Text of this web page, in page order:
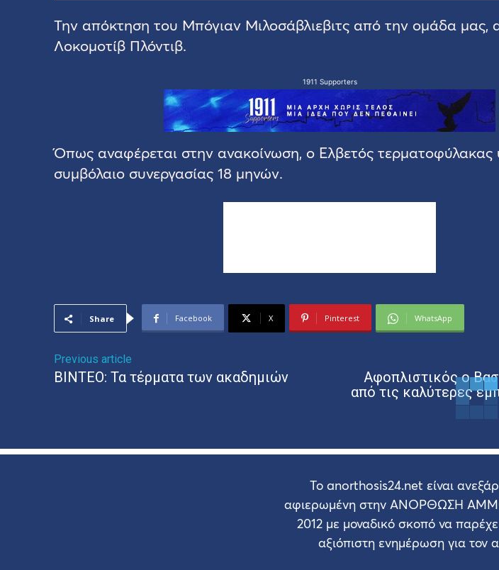
Την απόκτηση του Μπόγιαν Μιλοσάβλιεβιτς από την ομάδα μας,
Λοκομοτίβ Πλόντιβ.
1911 Supporters
Όπως αναφέρεται στην ανακοίνωση, ο Ελβετός
συμβόλαιο συνεργασίας 18 μηνών.
Share Facebook X Pinterest WhatsApp
Previous article
ΒΙΝΤΕΟ: Τα τέρματα των ακαδημιών
Αφοπλιστικός ο
από τις καλύτερες
Το anorthosis24.net είναι
αφιερωμένη στην ΑΝΟΡΘΩΣΗ
2012 με μοναδικό σκοπό να
αξιόπιστη ενημέρωση για τον